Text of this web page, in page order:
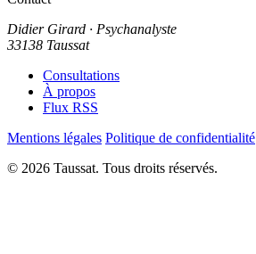
Didier Girard · Psychanalyste
33138 Taussat
Consultations
À propos
Flux RSS
Mentions légales Politique de confidentialité
© 2026 Taussat. Tous droits réservés.